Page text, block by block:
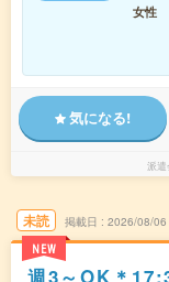
女性
気になる!
派遣
未読
NEW
掲載日 2026/08/06
週3～OK＊